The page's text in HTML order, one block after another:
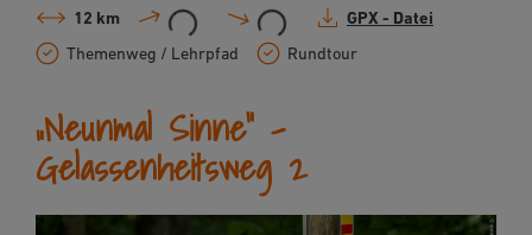
12 km
GPX - Datei
Themenweg / Lehrpfad
Rundtour
„Neunmal Sinne“ -
Gelassenheitsweg 2